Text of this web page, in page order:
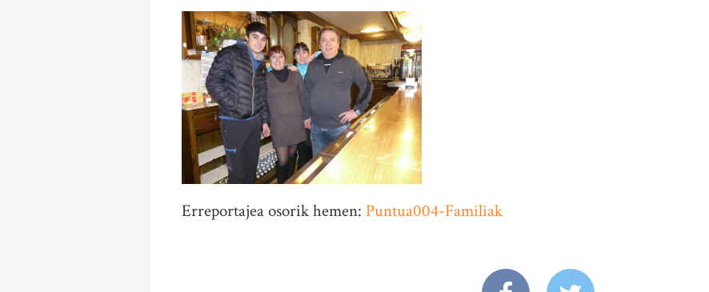
Erreportajea osorik hemen: Puntua004-Familiak